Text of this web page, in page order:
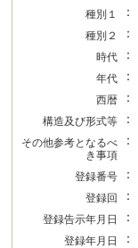
種別１
：
種別２
：
時代
：
年代
：
西暦
：
構造及び形式等
：
その他参考となるべ
き事項
：
登録番号 ：
登録回
：
登録告示年月日
：
登録年月日
：